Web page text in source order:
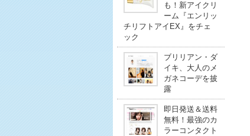
も！新アイクリ
ーム『エンリッ
チリフトアイEX』をチェ
ック
ブリリアン・ダ
イキ、大人のメ
ガネコーデを披
露
即日発送＆送料
無料！最強のカ
ラーコンタクト